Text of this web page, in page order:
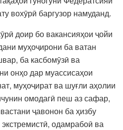
вохӯрӣ баргузор намуданд.
доир бо вакансияҳои ҷойи
муҳоҷирони ба ватан
ба касбомӯзӣ ва
онҳо дар муассисаҳои
муҳоҷират ва шуғли аҳолии
омодагӣ пеш аз сафар,
ҷавонон ба ҳизбу
одамрабоӣ ва